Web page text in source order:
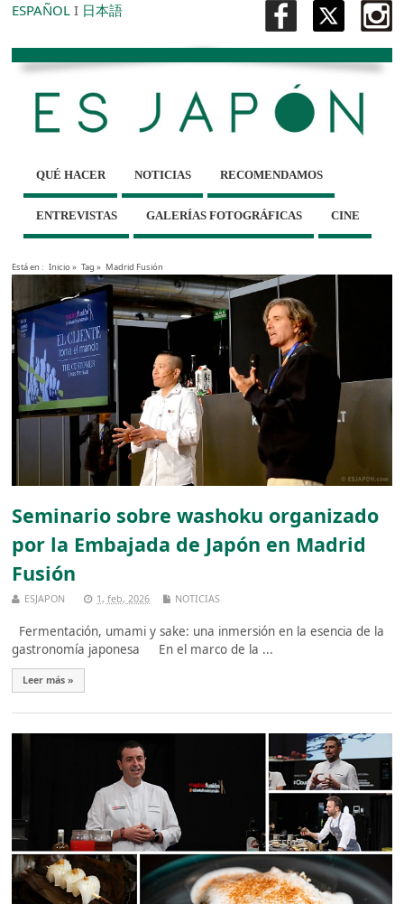
ESPAÑOL I 日本語
QUÉ HACER NOTICIAS RECOMENDAMOS
ENTREVISTAS GALERÍAS FOTOGRÁFICAS CINE
Está en : Inicio» Tag » Madrid Fusión
Seminario sobre washoku organizado
por la Embajada de Japón en Madrid
Fusión
ESJAPON 1, feb, 2026 NOTICIAS
Fermentación, umami y sake: una inmersión en la esencia de la
gastronomía japonesa En el marco de la ...
Leer más »